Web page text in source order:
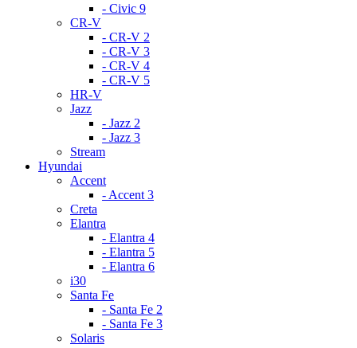
- Civic 9
CR-V
- CR-V 2
- CR-V 3
- CR-V 4
- CR-V 5
HR-V
Jazz
- Jazz 2
- Jazz 3
Stream
Hyundai
Accent
- Accent 3
Creta
Elantra
- Elantra 4
- Elantra 5
- Elantra 6
i30
Santa Fe
- Santa Fe 2
- Santa Fe 3
Solaris